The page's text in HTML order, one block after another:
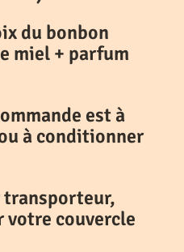
du bonbon
miel + parfum
est à
à conditionner
transporteur,
votre couvercle